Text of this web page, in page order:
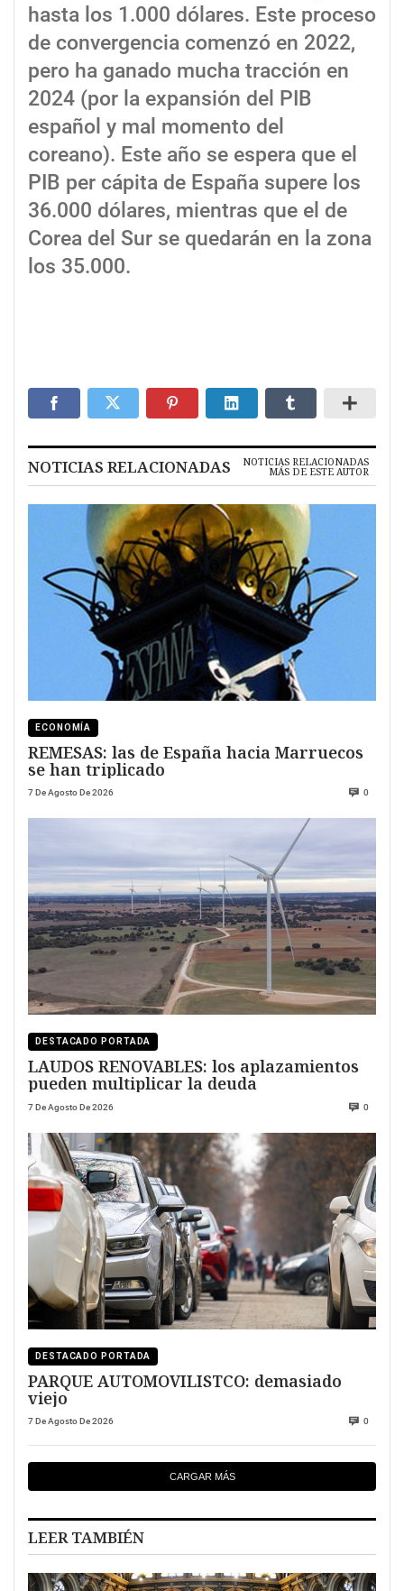
hasta los 1.000 dólares. Este proceso
de convergencia comenzó en 2022,
pero ha ganado mucha tracción en
2024 (por la expansión del PIB
español y mal momento del
coreano). Este año se espera que el
PIB per cápita de España supere los
36.000 dólares, mientras que el de
Corea del Sur se quedarán en la zona
los 35.000.
NOTICIAS RELACIONADAS NOTICIAS RELACIONADAS
MÁS DE ESTE AUTOR
ECONOMÍA
REMESAS: las de España hacia Marruecos
se han triplicado
7 De Agosto De 2026 0
DESTACADO PORTADA
LAUDOS RENOVABLES: los aplazamientos
pueden multiplicar la deuda
7 De Agosto De 2026 0
DESTACADO PORTADA
PARQUE AUTOMOVILISTCO: demasiado
viejo
7 De Agosto De 2026 0
CARGAR MÁS
LEER TAMBIÉN